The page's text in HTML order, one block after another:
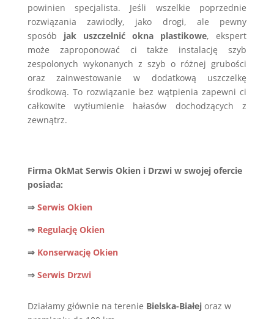
powinien specjalista. Jeśli wszelkie poprzednie
rozwiązania zawiodły, jako drogi, ale pewny
sposób
jak uszczelnić okna plastikowe, ekspert
może zaproponować ci także instalację szyb
zespolonych wykonanych z szyb o różnej grubości
oraz zainwestowanie w dodatkową uszczelkę
środkową. To rozwiązanie bez wątpienia zapewni ci
całkowite wytłumienie hałasów dochodzących z
zewnątrz.
Firma OkMat Serwis Okien i Drzwi w swojej ofercie
posiada:
⇒ Serwis Okien
⇒Regulację Okien
⇒ Konserwację Okien
⇒Serwis Drzwi
Działamy głównie na terenie Bielska-Białejoraz w